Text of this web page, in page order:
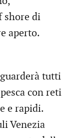
shore di
aperto.
tutti
con reti
e rapidi.
Venezia